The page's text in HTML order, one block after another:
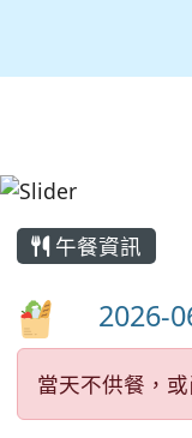
主內容區域
午餐資訊
當天不供餐，